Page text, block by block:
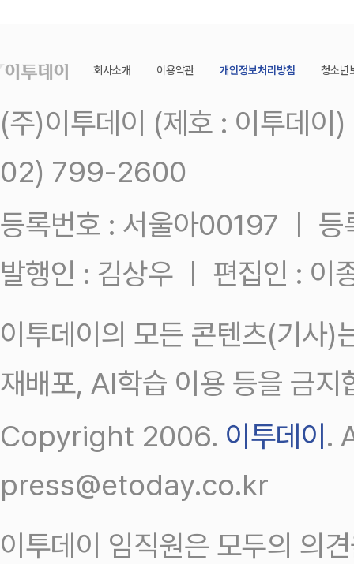
회사소개 이용약관 개인정보처리방침 청소년
(주)이투데이 (제호 : 이투데
02) 799-2600
등록번호 : 서울아00197 ㅣ
발행인 : 김상우 ㅣ 편집인 : 이
이투데이의 모든 콘텐츠(기사)
재배포, AI학습 이용 등을 금지
Copyright 2006. 이투데이.
press@etoday.co.kr
이투데이 임직원은 모두의 의